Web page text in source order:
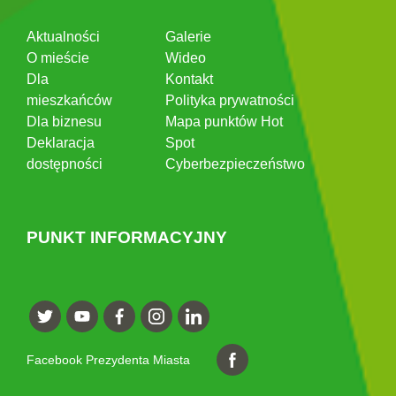
Aktualności
O mieście
Dla
mieszkańców
Dla biznesu
Deklaracja
dostępności
Galerie
Wideo
Kontakt
Polityka prywatności
Mapa punktów Hot
Spot
Cyberbezpieczeństwo
PUNKT INFORMACYJNY
Facebook Prezydenta Miasta